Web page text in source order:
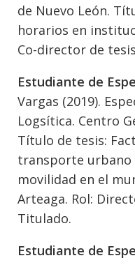
de Nuevo León.
horarios en
Co-director de
Estudiante de
Vargas (2019).
Logsítica. Centro
Título de tesis:
transporte urbano
movilidad en el
Arteaga. Rol:
Titulado.
Estudiante de